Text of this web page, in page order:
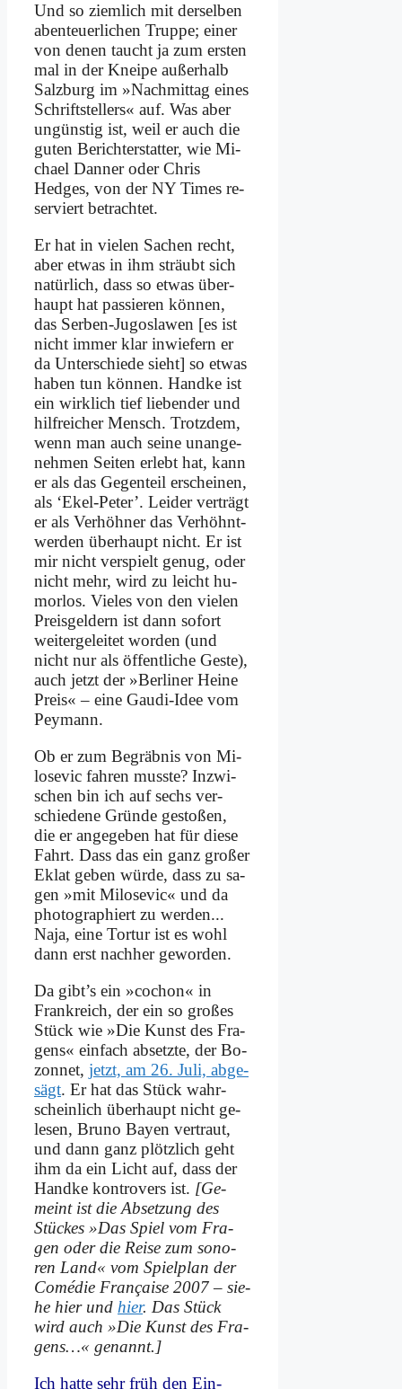
Und so ziem­lich mit der­sel­ben
aben­teu­er­li­chen Trup­pe; ei­ner
von de­nen taucht ja zum er­sten
mal in der Knei­pe au­ßer­halb
Salz­burg im »Nach­mit­tag ei­nes
Schrift­stel­lers« auf. Was aber
un­gün­stig ist, weil er auch die
gu­ten Be­richt­erstat­ter, wie Mi­
cha­el Dan­ner oder Chris
Hedges, von der NY Times re­
ser­viert be­trach­tet.
Er hat in vie­len Sa­chen recht,
aber et­was in ihm sträubt sich
na­tür­lich, dass so et­was über­
haupt hat pas­sie­ren kön­nen,
das Ser­ben-Ju­go­sla­wen [es ist
nicht im­mer klar in­wie­fern er
da Un­ter­schie­de sieht] so et­was
ha­ben tun kön­nen. Hand­ke ist
ein wirk­lich tief lie­ben­der und
hilf­rei­cher Mensch. Trotz­dem,
wenn man auch sei­ne un­an­ge­
neh­men Sei­ten er­lebt hat, kann
er als das Ge­gen­teil er­schei­nen,
als ‘Ekel-Pe­ter’. Lei­der ver­trägt
er als Ver­höh­ner das Ver­höhnt­
wer­den über­haupt nicht. Er ist
mir nicht ver­spielt ge­nug, oder
nicht mehr, wird zu leicht hu­
mor­los. Vie­les von den vie­len
Preis­gel­dern ist dann so­fort
wei­ter­ge­lei­tet wor­den (und
nicht nur als öf­fent­li­che Ge­ste),
auch jetzt der »Ber­li­ner Hei­ne
Preis« – ei­ne Gau­di-Idee vom
Pey­mann.
Ob er zum Be­gräb­nis von Mi­
lo­se­vic fah­ren muss­te? In­zwi­
schen bin ich auf sechs ver­
schie­de­ne Grün­de ge­sto­ßen,
die er an­ge­ge­ben hat für die­se
Fahrt. Dass das ein ganz gro­ßer
Eklat ge­ben wür­de, dass zu sa­
gen »mit Mi­lo­se­vic« und da
pho­to­gra­phiert zu wer­den...
Na­ja, ei­ne Tor­tur ist es wohl
dann erst nach­her ge­wor­den.
Da gibt’s ein »co­chon« in
Frank­reich, der ein so gro­ßes
Stück wie »Die Kunst des Fra­
gens« ein­fach ab­setz­te, der Bo­
zon­net, jetzt, am 26. Ju­li, ab­ge­
sägt. Er hat das Stück wahr­
schein­lich über­haupt nicht ge­
le­sen, Bru­no Bay­en ver­traut,
und dann ganz plötz­lich geht
ihm da ein Licht auf, dass der
Hand­ke kon­tro­vers ist. [Ge­
meint ist die Ab­set­zung des
Stückes »Das Spiel vom Fra­
gen oder die Rei­se zum so­no­
ren Land« vom Spiel­plan der
Co­mé­die Fran­çai­se 2007 – sie­
he hier und hier. Das Stück
wird auch »Die Kunst des Fra­
gens…« ge­nannt.]
Ich hat­te sehr früh den Ein­